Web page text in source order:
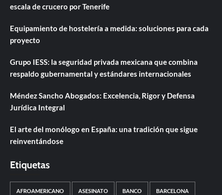
escala de crucero por Tenerife
Equipamiento de hostelería a medida: soluciones para cada
proyecto
Grupo IESS: la seguridad privada mexicana que combina
respaldo gubernamental y estándares internacionales
Méndez Sancho Abogados: Excelencia, Rigor y Defensa
Jurídica Integral
El arte del monólogo en España: una tradición que sigue
reinventándose
Etiquetas
AFROAMERICANO ASESINATO BANCO BARCELONA